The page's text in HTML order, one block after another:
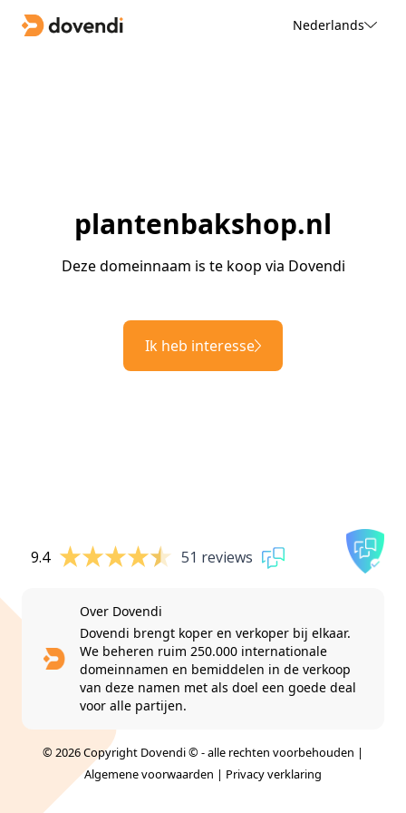
Nederlands
plantenbakshop.nl
Deze domeinnaam is te koop via Dovendi
Ik heb interesse
9.4 51 reviews
Over Dovendi
Dovendi brengt koper en verkoper bij elkaar.
We beheren ruim 250.000 internationale
domeinnamen en bemiddelen in de verkoop
van deze namen met als doel een goede deal
voor alle partijen.
© 2026 Copyright Dovendi © - alle rechten voorbehouden |
Algemene voorwaarden | Privacy verklaring